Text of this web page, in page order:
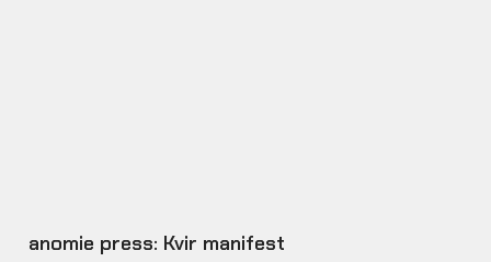
anomie press: Kvir manifest